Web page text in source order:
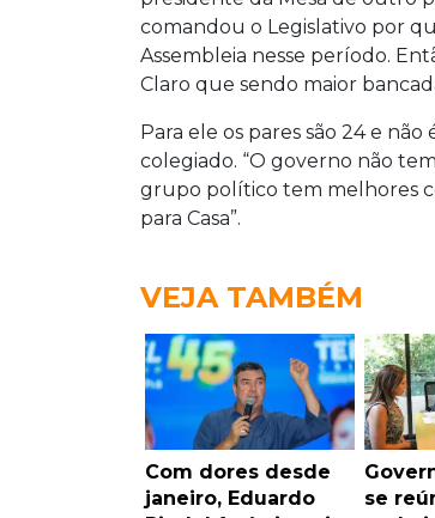
comandou o Legislativo por
Assembleia nesse período.
Claro que sendo maior
Para ele os pares são 24 e
colegiado. “O governo não
grupo político tem melhores
para Casa”.
VEJA TAMBÉM
Com dores desde
janeiro, Eduardo
se